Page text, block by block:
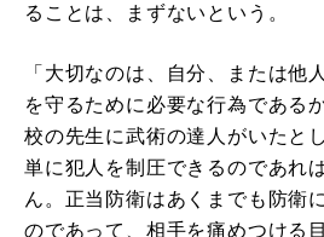
ることは、まずないという。
「大切なのは、自分、または他
を守るために必要な行為である
校の先生に武術の達人がいたと
単に犯人を制圧できるのであれ
ん。正当防衛はあくまでも防衛
のであって、相手を痛めつける